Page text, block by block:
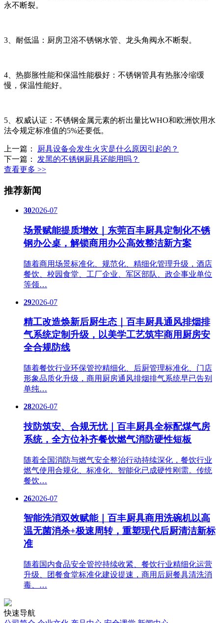
永不断裂。
3、耐低温：厨房卫浴不锈钢水管、龙头角阀永不断裂。
4、热膨胀性能和保温性能极好：不锈钢管具有热胀冷缩缓
慢，保温性能好。
5、权威认证：不锈钢金属元素的析出量比WHO和欧洲饮用水
法令规定标准值的5%还要低。
上一篇：
厨具设备会发生火灾是什么原因引起的？
下一篇： 发黑的不锈钢厨具还能用吗？
查看更多 >>
推荐新闻
302026-07
场景赋能提质增效｜东莞百丰厨具定制化不锈
钢办公桌，解锁商用办公高效整洁新方案
随着商用场景标准化、规范化、精细化管理升级，酒店
餐饮、校园食堂、工厂企业、军区部队、政企事业单位
等领…
292026-07
精工改造焕新后厨生态｜百丰厨具通风排烟排
气系统定制升级，以美学工艺筑牢商用厨房安
全合规防线
随着餐饮行业环保管控精细化、后厨管理标准化、门店
形象品质化升级，商用厨房通风排烟排气系统早已告别
单纯…
282026-07
技防筑安、合规无忧｜百丰厨具全标配煤气房
系统，全方位补齐餐饮燃气消防硬性短板
随着全国消防与燃气安全整治行动持续深化，餐饮行业
燃气使用合规化、标准化、智能化已成硬性刚需。传统
餐饮…
262026-07
智能洗消双效赋能｜百丰厨具商用洗碗机以高
温无菌消杀+极速周转，重塑现代后厨清洁新标
准
随着国内食品安全管控持续收紧、餐饮行业精细化运营
升级、团餐食堂标准化建设提速，商用后厨餐具清洗消
毒、…
快速导航